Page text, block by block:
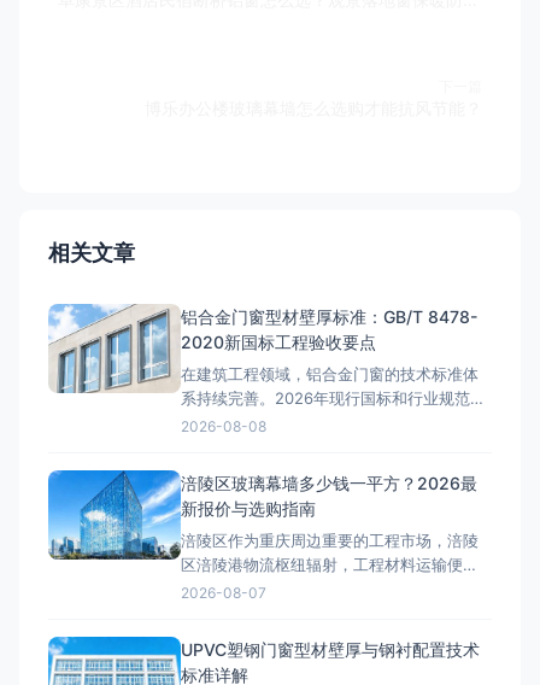
相关文章
铝合金门窗型材壁厚标准：GB/T 8478-
2020新国标工程验收要点
在建筑工程领域，铝合金门窗的技术标准体
系持续完善。2026年现行国标和行业规范对
铝合金门窗的性能指标提出了更高要求。本
金门窗》标准明确规定：外窗受力构件型材
壁厚不低于1.8mm，内窗不低于1.4mm，外
门不低于2
2026-08-08
涪陵区玻璃幕墙多少钱一平方？2026最
新报价与选购指南
涪陵区作为重庆周边重要的工程市场，涪陵
区涪陵港物流枢纽辐射，工程材料运输便
利。近年来，随着区域基础设施建设和产业
区玻璃幕墙多少钱一平方？本文将结合2026
2026-08-07
UPVC塑钢门窗型材壁厚与钢衬配置技术
标准详解